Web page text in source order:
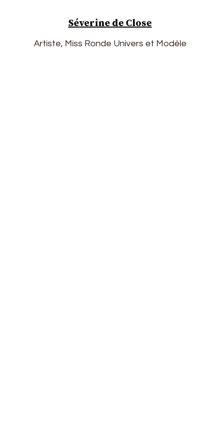
Séverine de Close
Artiste, Miss Ronde Univers et Modèle